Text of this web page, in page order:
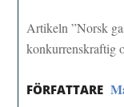
Artikeln ”Norsk
konkurrenskraftig
FÖRFATTARE